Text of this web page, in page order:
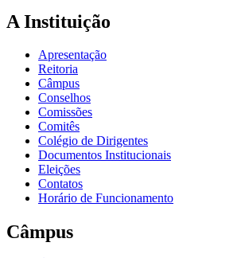
A Instituição
Apresentação
Reitoria
Câmpus
Conselhos
Comissões
Comitês
Colégio de Dirigentes
Documentos Institucionais
Eleições
Contatos
Horário de Funcionamento
Câmpus